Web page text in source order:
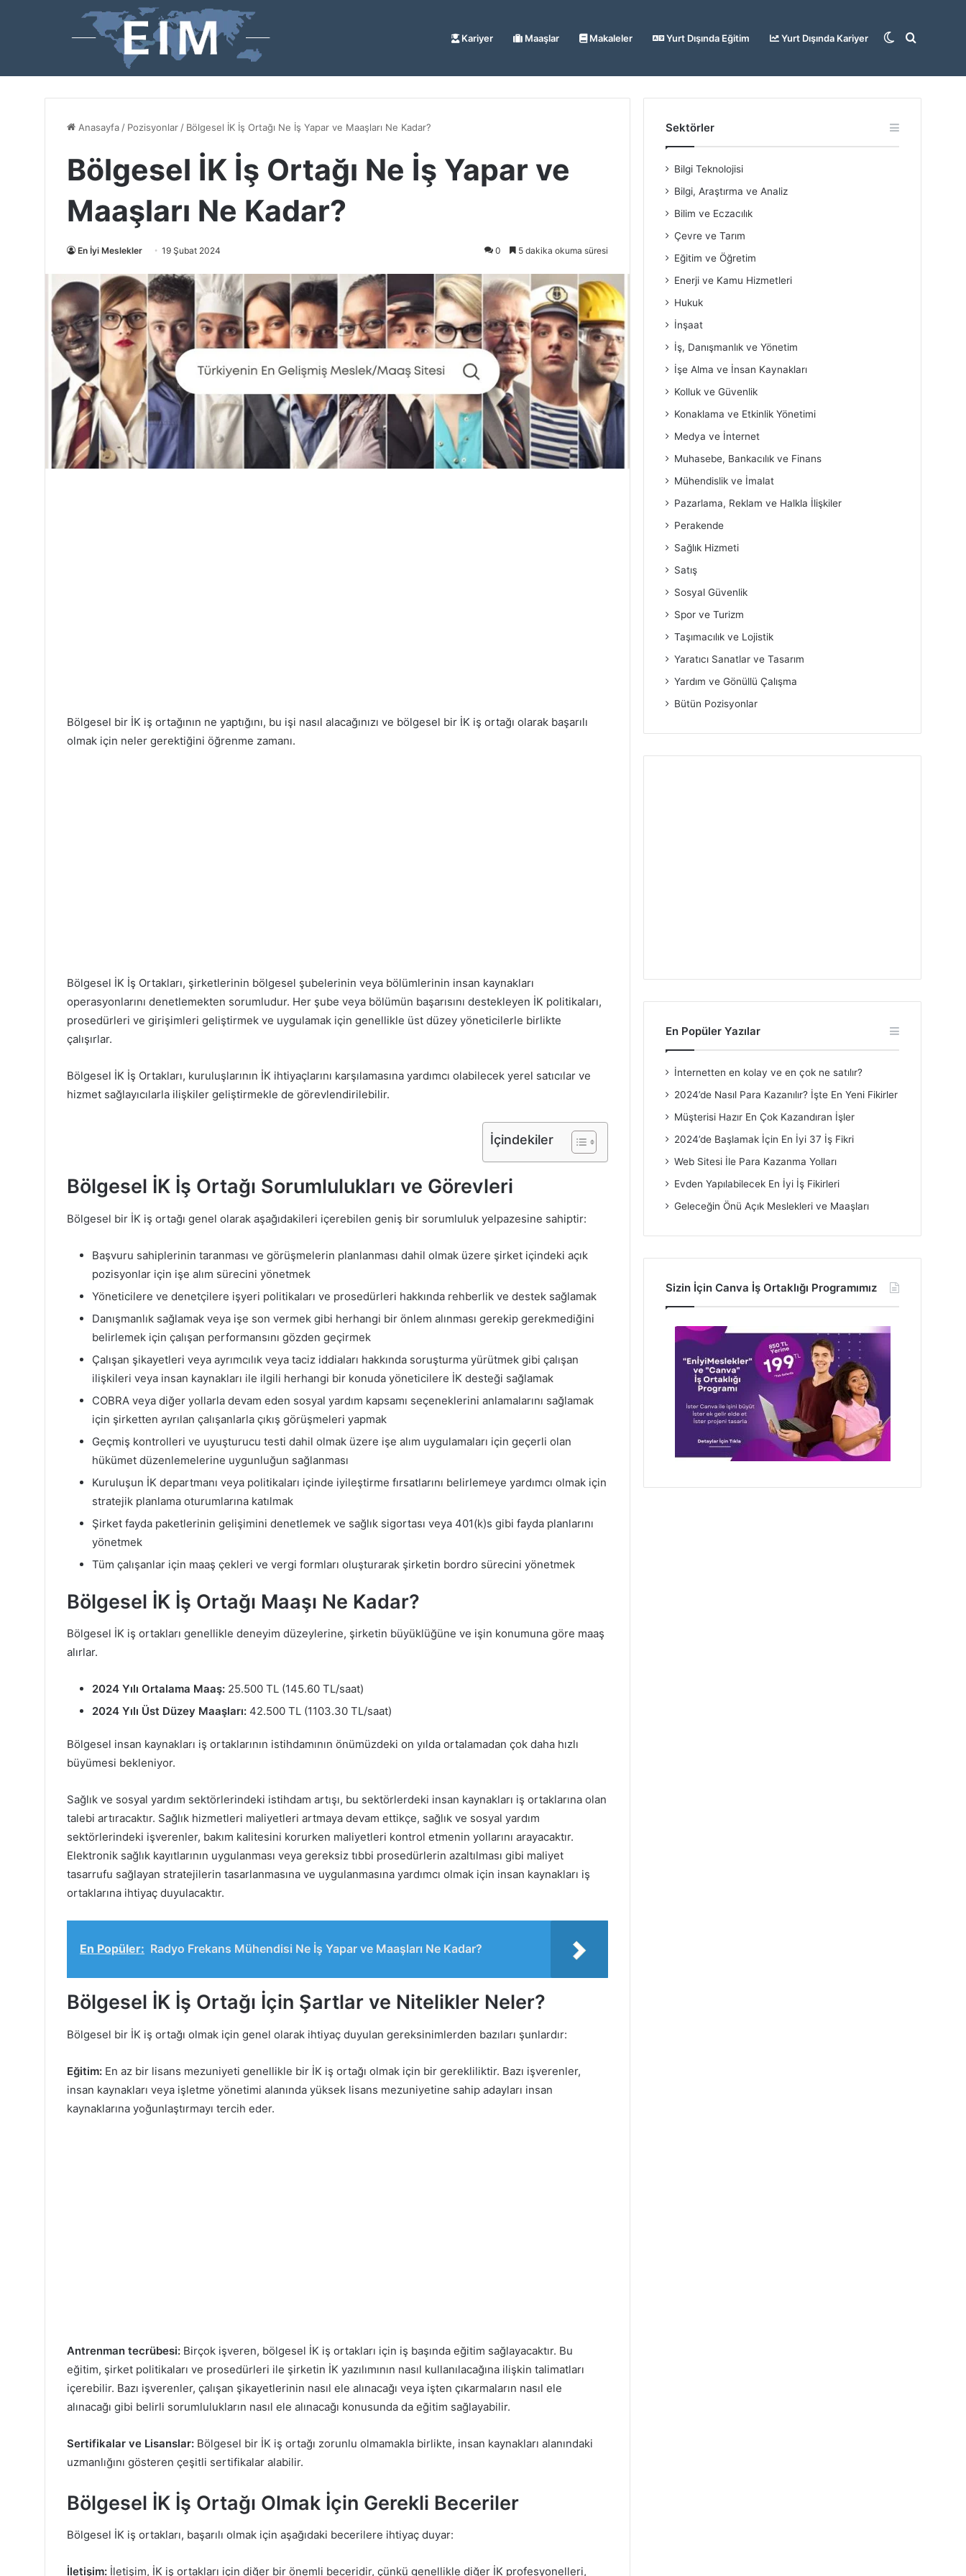
Kariyer Maaşlar Makaleler Yurt Dışında Eğitim Yurt Dışında Kariyer Arama
Dış
Anasayfa / Pozisyonlar / Bölgesel İK İş Ortağı Ne İş Yapar ve Maaşları Ne Kadar?
Bölgesel İK İş Ortağı Ne İş Yapar ve
Maaşları Ne Kadar?
En İyi Meslekler 19 Şubat 2024 0 5 dakika okuma süresi
Bölgesel bir İK iş ortağının ne yaptığını, bu işi nasıl alacağınızı ve bölgesel bir İK iş ortağı olarak başarılı
olmak için neler gerektiğini öğrenme zamanı.
Bölgesel İK İş Ortakları, şirketlerinin bölgesel şubelerinin veya bölümlerinin insan kaynakları
operasyonlarını denetlemekten sorumludur. Her şube veya bölümün başarısını destekleyen İK politikaları,
prosedürleri ve girişimleri geliştirmek ve uygulamak için genellikle üst düzey yöneticilerle birlikte
çalışırlar.
Bölgesel İK İş Ortakları, kuruluşlarının İK ihtiyaçlarını karşılamasına yardımcı olabilecek yerel satıcılar ve
hizmet sağlayıcılarla ilişkiler geliştirmekle de görevlendirilebilir.
İçindekiler
Bölgesel İK İş Ortağı Sorumlulukları ve Görevleri
Bölgesel bir İK iş ortağı genel olarak aşağıdakileri içerebilen geniş bir sorumluluk yelpazesine sahiptir:
Başvuru sahiplerinin taranması ve görüşmelerin planlanması dahil olmak üzere şirket içindeki açık
pozisyonlar için işe alım sürecini yönetmek
Yöneticilere ve denetçilere işyeri politikaları ve prosedürleri hakkında rehberlik ve destek sağlamak
Danışmanlık sağlamak veya işe son vermek gibi herhangi bir önlem alınması gerekip gerekmediğini
belirlemek için çalışan performansını gözden geçirmek
Çalışan şikayetleri veya ayrımcılık veya taciz iddiaları hakkında soruşturma yürütmek gibi çalışan
ilişkileri veya insan kaynakları ile ilgili herhangi bir konuda yöneticilere İK desteği sağlamak
COBRA veya diğer yollarla devam eden sosyal yardım kapsamı seçeneklerini anlamalarını sağlamak
için şirketten ayrılan çalışanlarla çıkış görüşmeleri yapmak
Geçmiş kontrolleri ve uyuşturucu testi dahil olmak üzere işe alım uygulamaları için geçerli olan
hükümet düzenlemelerine uygunluğun sağlanması
Kuruluşun İK departmanı veya politikaları içinde iyileştirme fırsatlarını belirlemeye yardımcı olmak için
stratejik planlama oturumlarına katılmak
Şirket fayda paketlerinin gelişimini denetlemek ve sağlık sigortası veya 401(k)s gibi fayda planlarını
yönetmek
Tüm çalışanlar için maaş çekleri ve vergi formları oluşturarak şirketin bordro sürecini yönetmek
Bölgesel İK İş Ortağı Maaşı Ne Kadar?
Bölgesel İK iş ortakları genellikle deneyim düzeylerine, şirketin büyüklüğüne ve işin konumuna göre maaş
alırlar.
2024 Yılı Ortalama Maaş: 25.500 TL (145.60 TL/saat)
2024 Yılı Üst Düzey Maaşları: 42.500 TL (1103.30 TL/saat)
Bölgesel insan kaynakları iş ortaklarının istihdamının önümüzdeki on yılda ortalamadan çok daha hızlı
büyümesi bekleniyor.
Sağlık ve sosyal yardım sektörlerindeki istihdam artışı, bu sektörlerdeki insan kaynakları iş ortaklarına olan
talebi artıracaktır. Sağlık hizmetleri maliyetleri artmaya devam ettikçe, sağlık ve sosyal yardım
sektörlerindeki işverenler, bakım kalitesini korurken maliyetleri kontrol etmenin yollarını arayacaktır.
Elektronik sağlık kayıtlarının uygulanması veya gereksiz tıbbi prosedürlerin azaltılması gibi maliyet
tasarrufu sağlayan stratejilerin tasarlanmasına ve uygulanmasına yardımcı olmak için insan kaynakları iş
ortaklarına ihtiyaç duyulacaktır.
En Popüler: Radyo Frekans Mühendisi Ne İş Yapar ve Maaşları Ne Kadar?
Bölgesel İK İş Ortağı İçin Şartlar ve Nitelikler Neler?
Bölgesel bir İK iş ortağı olmak için genel olarak ihtiyaç duyulan gereksinimlerden bazıları şunlardır:
Eğitim: En az bir lisans mezuniyeti genellikle bir İK iş ortağı olmak için bir gerekliliktir. Bazı işverenler,
insan kaynakları veya işletme yönetimi alanında yüksek lisans mezuniyetine sahip adayları insan
kaynaklarına yoğunlaştırmayı tercih eder.
Antrenman tecrübesi: Birçok işveren, bölgesel İK iş ortakları için iş başında eğitim sağlayacaktır. Bu
eğitim, şirket politikaları ve prosedürleri ile şirketin İK yazılımının nasıl kullanılacağına ilişkin talimatları
içerebilir. Bazı işverenler, çalışan şikayetlerinin nasıl ele alınacağı veya işten çıkarmaların nasıl ele
alınacağı gibi belirli sorumlulukların nasıl ele alınacağı konusunda da eğitim sağlayabilir.
Sertifikalar ve Lisanslar: Bölgesel bir İK iş ortağı zorunlu olmamakla birlikte, insan kaynakları alanındaki
uzmanlığını gösteren çeşitli sertifikalar alabilir.
Bölgesel İK İş Ortağı Olmak İçin Gerekli Beceriler
Bölgesel İK iş ortakları, başarılı olmak için aşağıdaki becerilere ihtiyaç duyar:
İletişim: İletişim, İK iş ortakları için diğer bir önemli beceridir, çünkü genellikle diğer İK profesyonelleri,
Sektörler
Bilgi Teknolojisi
Bilgi, Araştırma ve Analiz
Bilim ve Eczacılık
Çevre ve Tarım
Eğitim ve Öğretim
Enerji ve Kamu Hizmetleri
Hukuk
İnşaat
İş, Danışmanlık ve Yönetim
İşe Alma ve İnsan Kaynakları
Kolluk ve Güvenlik
Konaklama ve Etkinlik Yönetimi
Medya ve İnternet
Muhasebe, Bankacılık ve Finans
Mühendislik ve İmalat
Pazarlama, Reklam ve Halkla İlişkiler
Perakende
Sağlık Hizmeti
Satış
Sosyal Güvenlik
Spor ve Turizm
Taşımacılık ve Lojistik
Yaratıcı Sanatlar ve Tasarım
Yardım ve Gönüllü Çalışma
Bütün Pozisyonlar
En Popüler Yazılar
İnternetten en kolay ve en çok ne satılır?
2024’de Nasıl Para Kazanılır? İşte En Yeni Fikirler
Müşterisi Hazır En Çok Kazandıran İşler
2024’de Başlamak İçin En İyi 37 İş Fikri
Web Sitesi İle Para Kazanma Yolları
Evden Yapılabilecek En İyi İş Fikirleri
Geleceğin Önü Açık Meslekleri ve Maaşları
Sizin İçin Canva İş Ortaklığı Programımız